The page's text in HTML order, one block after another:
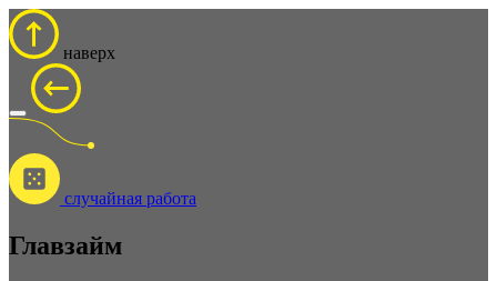
наверх
cлучайная работа
Главзайм